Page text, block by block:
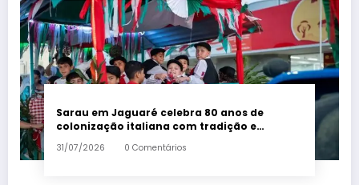
Sarau em Jaguaré celebra 80 anos de
colonização italiana com tradição e
trambolhão da polenta – Em Dia ES
31/07/2026 0 Comentários